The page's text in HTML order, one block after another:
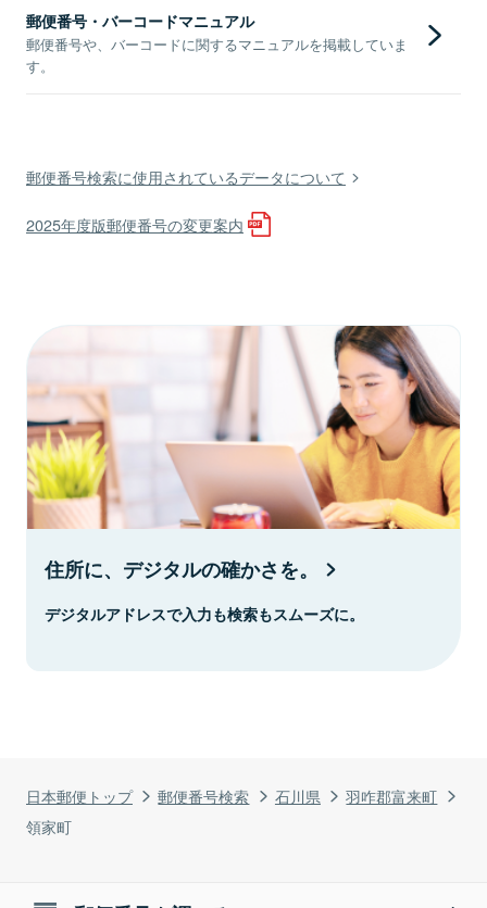
日本郵便トップ 郵便番号検索 石川県
羽咋郡富来町
領家町
郵便番号・バーコードマニュアル
郵便番号や、バーコードに関するマニュアルを掲載していま
す。
郵便番号検索に使用されているデータについて
2025年度版郵便番号の変更案内
住所に、デジタルの確かさを。
デジタルアドレスで入力も検索もスムーズに。